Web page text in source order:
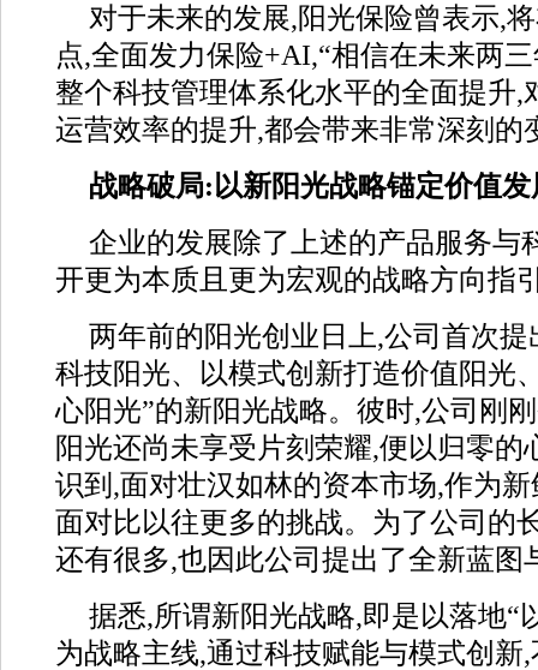
对于未来的发展,阳光保险曾表示,
点,全面发力保险+AI,“相信在未来两
整个科技管理体系化水平的全面提升,
运营效率的提升,都会带来非常深刻的
战略破局:以新阳光战略锚定价值发
企业的发展除了上述的产品服务与
开更为本质且更为宏观的战略方向指
两年前的阳光创业日上,公司首次
科技阳光、以模式创新打造价值阳光
心阳光”的新阳光战略。彼时,公司刚
阳光还尚未享受片刻荣耀,便以归零的
识到,面对壮汉如林的资本市场,作为
面对比以往更多的挑战。为了公司的
还有很多,也因此公司提出了全新蓝图
据悉,所谓新阳光战略,即是以落地“
为战略主线,通过科技赋能与模式创新